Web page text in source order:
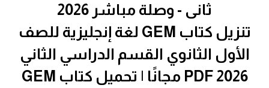
ثانى - وصلة مباشر 2026
تنزيل كتاب GEM لغة إنجليزية للصف
الأول الثانوي القسم الدراسي الثاني
2026 PDF مجانًا | تحميل كتاب GEM